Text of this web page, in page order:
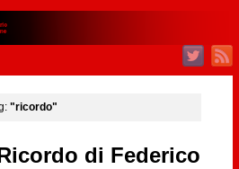
"ricordo"
di Federico